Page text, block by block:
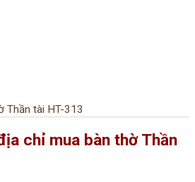
Thần tài HT-313
chỉ mua bàn thờ Thần